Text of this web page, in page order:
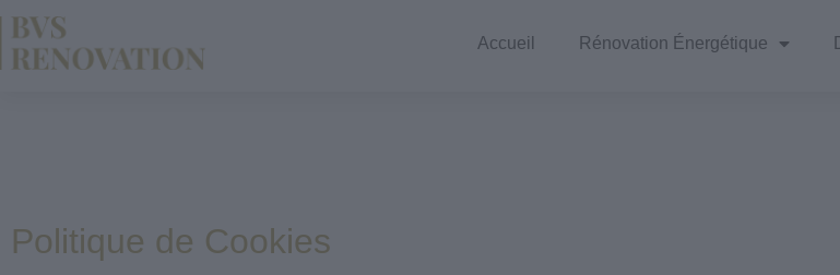
Accueil Rénovation Énergétique
Politique de Cookies